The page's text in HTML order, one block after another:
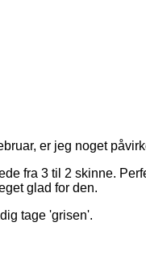
er jeg noget
fra 3 til 2 skinne.
glad for den.
tage 'grisen'.